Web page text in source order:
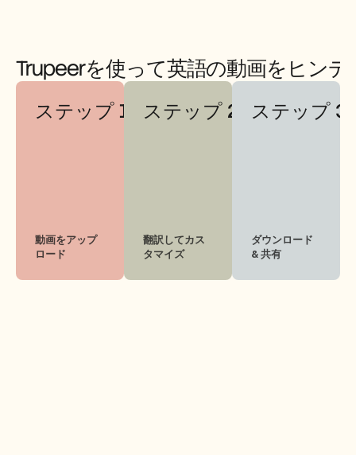
Trupeerを使って英語の動画をヒン
ステップ 1
動画をアップ
ロード
ステップ 2
翻訳してカス
タマイズ
ステップ 3
ダウンロード
& 共有